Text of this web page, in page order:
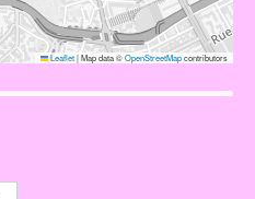
Leaflet|Map data ©OpenStreetMapcontributors